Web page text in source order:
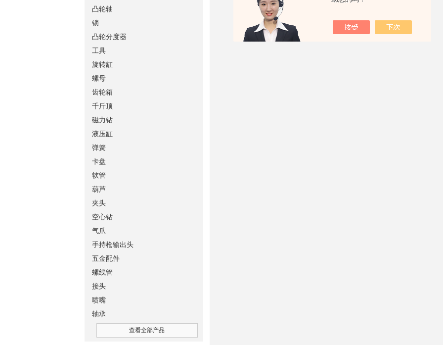
凸轮轴
锁
凸轮分度器
工具
旋转缸
螺母
齿轮箱
千斤顶
磁力钻
液压缸
弹簧
卡盘
软管
葫芦
夹头
空心钻
气爪
手持枪输出头
五金配件
螺线管
接头
喷嘴
轴承
查看全部产品